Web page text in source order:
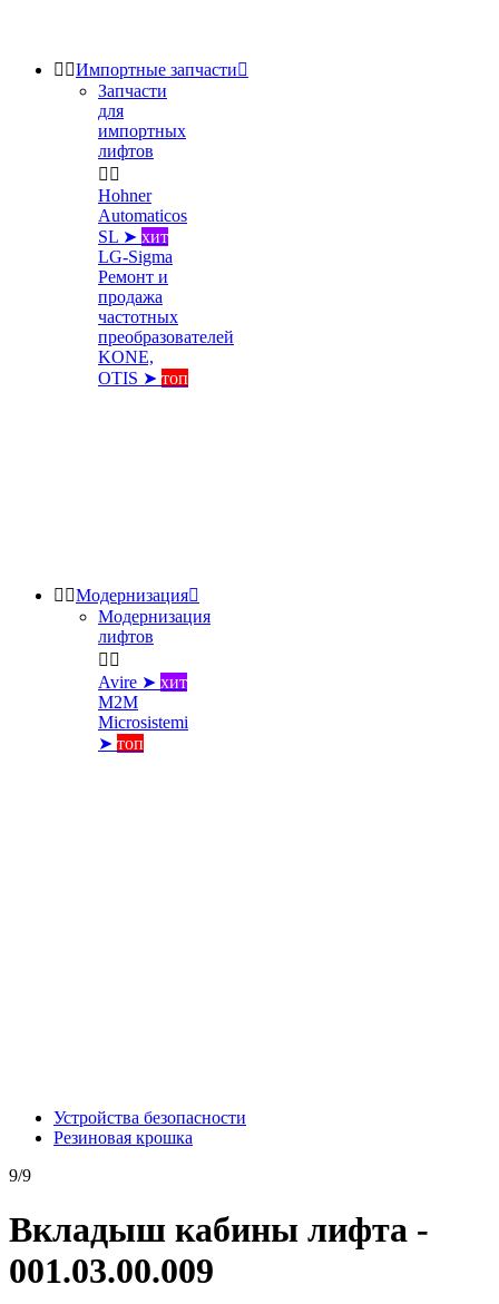
 Импортные запчасти
Запчасти
для
импортных
лифтов
 
Hohner
Automaticos
SL ➤ хит
LG-Sigma
Ремонт и
продажа
частотных
преобразователей
KONE,
OTIS ➤ топ
 Модернизация
Модернизация
лифтов
 
Avire ➤ хит
M2M
Microsistemi
➤ топ
Устройства безопасности
Резиновая крошка
9/9
Вкладыш кабины лифта -
001.03.00.009